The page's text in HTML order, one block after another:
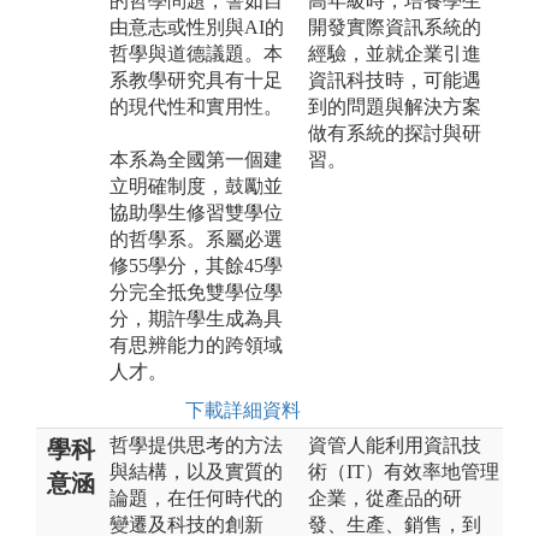
由意志或性別與AI的
哲學與道德議題。本
系教學研究具有十足
的現代性和實用性。
本系為全國第一個建
立明確制度，鼓勵並
協助學生修習雙學位
的哲學系。系屬必選
修55學分，其餘45學
分完全抵免雙學位學
分，期許學生成為具
有思辨能力的跨領域
人才。
下載詳細資料
開發實際資訊系統的
經驗，並就企業引進
資訊科技時，可能遇
到的問題與解決方案
做有系統的探討與研
習。
學科
意涵
哲學提供思考的方法
與結構，以及實質的
論題，在任何時代的
變遷及科技的創新
資管人能利用資訊技
術（IT）有效率地管理
企業，從產品的研
發、生產、銷售，到